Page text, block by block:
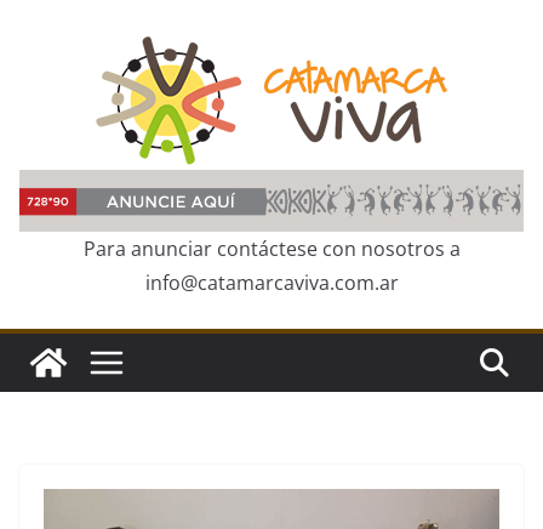
Para anunciar contáctese con nosotros a
info@catamarcaviva.com.ar